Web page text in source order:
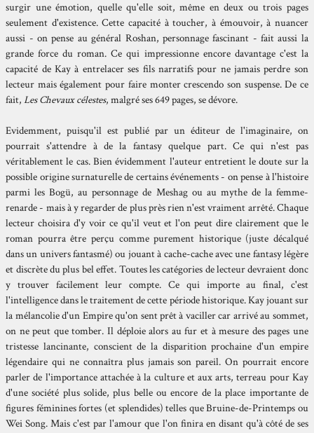
surgir une émotion, quelle qu'elle soit, même en deux ou trois pages
seulement d'existence. Cette capacité à toucher, à émouvoir, à nuancer
aussi - on pense au général Roshan, personnage fascinant - fait aussi la
grande force du roman. Ce qui impressionne encore davantage c'est la
capacité de Kay à entrelacer ses fils narratifs pour ne jamais perdre son
lecteur mais également pour faire monter crescendo son suspense. De ce
fait,Les Chevaux célestes, malgré ses 649 pages, se dévore.
Evidemment, puisqu'il est publié par un éditeur de l'imaginaire, on
pourrait s'attendre à de la fantasy quelque part. Ce qui n'est pas
véritablement le cas. Bien évidemment l'auteur entretient le doute sur la
possible origine surnaturelle de certains événements - on pense à l'histoire
parmi les Bogü, au personnage de Meshag ou au mythe de la femme-
renarde - mais à y regarder de plus près rien n'est vraiment arrêté. Chaque
lecteur choisira d'y voir ce qu'il veut et l'on peut dire clairement que le
roman pourra être perçu comme purement historique (juste décalqué
dans un univers fantasmé) ou jouant à cache-cache avec une fantasy légère
et discrète du plus bel effet. Toutes les catégories de lecteur devraient donc
y trouver facilement leur compte. Ce qui importe au final, c'est
l'intelligence dans le traitement de cette période historique. Kay jouant sur
la mélancolie d'un Empire qu'on sent prêt à vaciller car arrivé au sommet,
on ne peut que tomber. Il déploie alors au fur et à mesure des pages une
tristesse lancinante, conscient de la disparition prochaine d'un empire
légendaire qui ne connaîtra plus jamais son pareil. On pourrait encore
parler de l'importance attachée à la culture et aux arts, terreau pour Kay
d'une société plus solide, plus belle ou encore de la place importante de
figures féminines fortes (et splendides) telles que Bruine-de-Printemps ou
Wei Song. Mais c'est par l'amour que l'on finira en disant qu'à côté de ses